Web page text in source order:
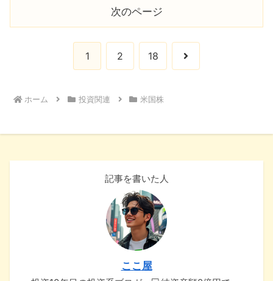
次のページ
1 2 18 次
ホーム 投資関連 米国株
記事を書いた人
ここ屋